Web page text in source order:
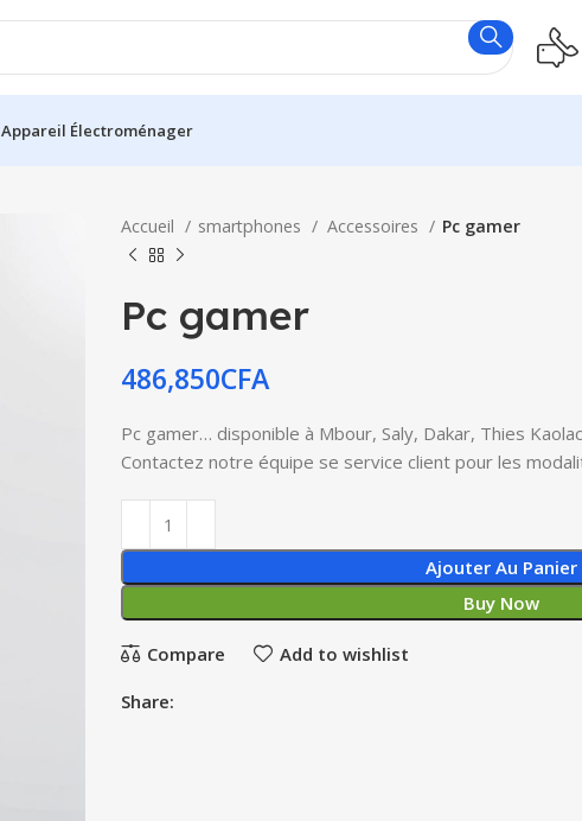
Appareil Électroménager
Accueil smartphones Accessoires Pc gamer
Pc gamer
486,850CFA
Pc gamer… disponible à Mbour, Saly, Dakar, Thies
Contactez notre équipe se service client pour les
Ajouter Au Panier
Buy Now
Compare Add to wishlist
Share: